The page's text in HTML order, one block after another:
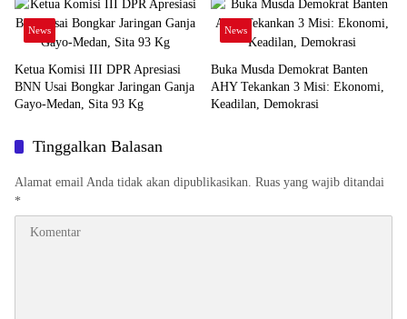
News
Ketua Komisi III DPR Apresiasi
BNN Usai Bongkar Jaringan Ganja
Gayo-Medan, Sita 93 Kg
News
Buka Musda Demokrat Banten
AHY Tekankan 3 Misi: Ekonomi,
Keadilan, Demokrasi
Tinggalkan Balasan
Alamat email Anda tidak akan dipublikasikan. Ruas yang wajib ditandai
*